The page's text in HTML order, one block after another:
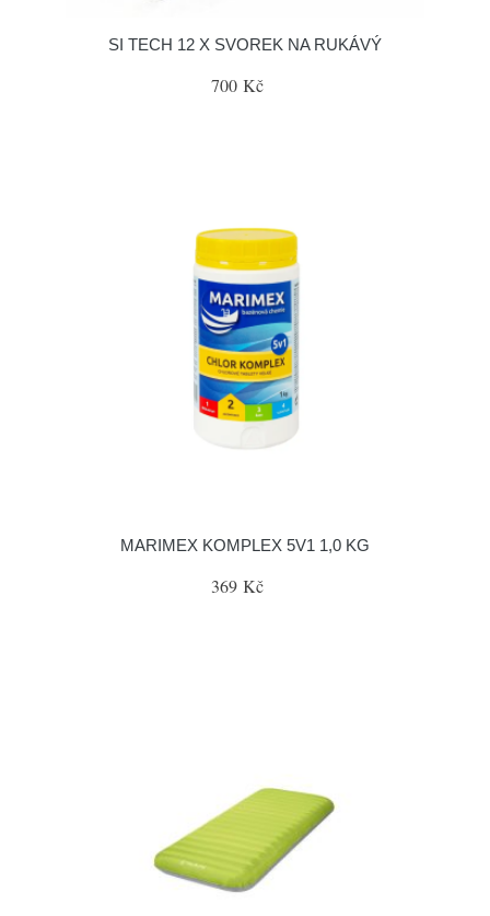
SI TECH 12 X SVOREK NA RUKÁVÝ
700 Kč
MARIMEX KOMPLEX 5V1 1,0 KG
369 Kč